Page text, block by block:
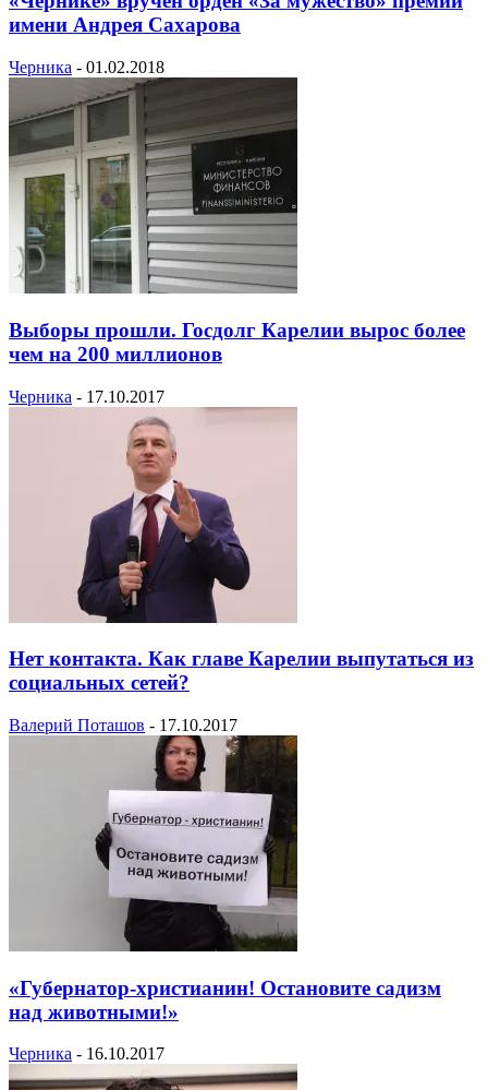
имени Андрея Сахарова
Черника - 01.02.2018
Выборы прошли. Госдолг Карелии вырос более
чем на 200 миллионов
Черника - 17.10.2017
Нет контакта. Как главе Карелии выпутаться из
социальных сетей?
Валерий Поташов - 17.10.2017
«Губернатор-христианин! Остановите садизм
над животными!»
Черника - 16.10.2017